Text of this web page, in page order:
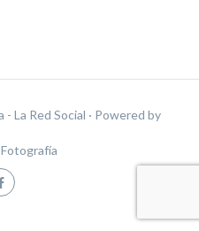
La Red Social · Powered by